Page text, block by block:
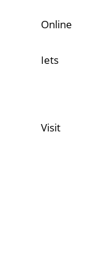
Online
Iets
Visit